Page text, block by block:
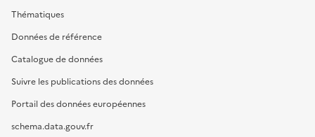
Thématiques
Données de référence
Catalogue de données
Suivre les publications des données
Portail des données européennes
schema.data.gouv.fr